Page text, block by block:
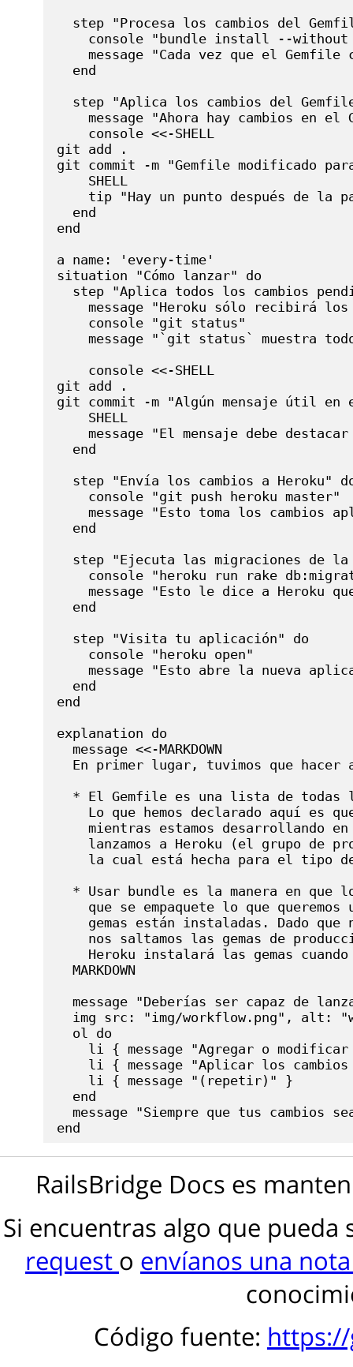
step "Procesa los cambios del
console "bundle install --
message "Cada vez que el Gemfile
  end
step "Aplica los cambios del
message "Ahora hay cambios en el
    console <<-SHELL
git add .
git commit -m "Gemfile modificado
    SHELL
tip "Hay un punto después de la
  end
end
a name: 'every-time'
situation "Cómo lanzar" do
step "Aplica todos los cambios
message "Heroku sólo recibirá
    console "git status"
message "`git status` muestra
    console <<-SHELL
git add .
git commit -m "Algún mensaje útil
    SHELL
message "El mensaje debe
  end
step "Envía los cambios a Heroku"
    console "git push heroku master"
message "Esto toma los cambios
  end
step "Ejecuta las migraciones de
console "heroku run rake
message "Esto le dice a Heroku
  end
  step "Visita tu aplicación" do
    console "heroku open"
message "Esto abre la nueva
  end
end
explanation do
  message <<-MARKDOWN
En primer lugar, tuvimos que hacer
* El Gemfile es una lista de todas
Lo que hemos declarado aquí es
mientras estamos desarrollando
lanzamos a Heroku (el grupo de
la cual está hecha para el tipo
* Usar bundle es la manera en que
que se empaquete lo que
gemas están instaladas. Dado
nos saltamos las gemas de
Heroku instalará las gemas
  MARKDOWN
message "Deberías ser capaz de
img src: "img/workflow.png", alt:
  ol do
li { message "Agregar o modificar
li { message "Aplicar los
    li { message "(repetir)" }
  end
message "Siempre que tus cambios
RailsBridge Docs es
Si encuentras algo que
request o envíanos una
Código fuente: